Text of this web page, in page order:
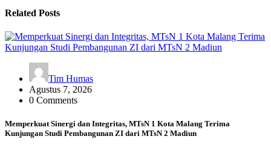
Related Posts
Tim Humas
Agustus 7, 2026
0 Comments
Memperkuat Sinergi dan Integritas, MTsN 1 Kota Malang Terima
Kunjungan Studi Pembangunan ZI dari MTsN 2 Madiun